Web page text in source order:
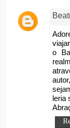
o
leria